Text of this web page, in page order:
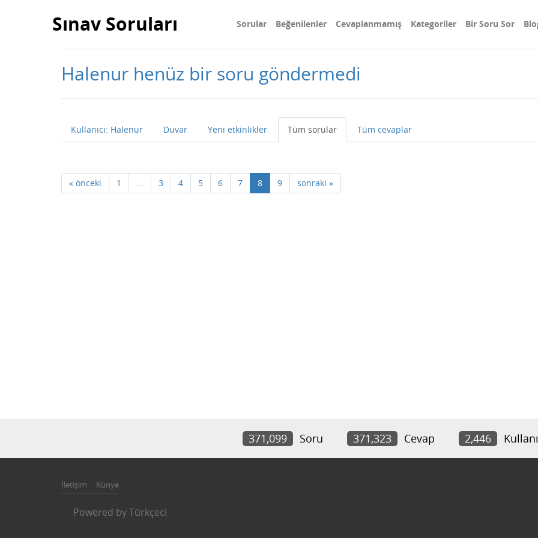
Sınav Soruları Sorular Beğenilenler Cevaplanmamış Kategoriler Bir Soru Sor
Halenur henüz bir soru göndermedi
Kullanıcı: Halenur Duvar Yeni etkinlikler Tüm sorular Tüm cevaplar
« önceki 1 ... 3 4 5 6 7 8 9 sonraki »
371,099 Soru 371,323 Cevap 2,446
İletişim Künye
Powered byTürkçeci